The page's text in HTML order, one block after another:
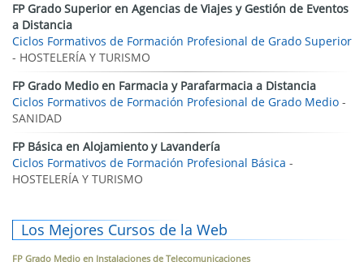
FP Grado Superior en Agencias de Viajes y Gestión de Eventos
a Distancia
Ciclos Formativos de Formación Profesional de Grado Superior
- HOSTELERÍA Y TURISMO
FP Grado Medio en Farmacia y Parafarmacia a Distancia
Ciclos Formativos de Formación Profesional de Grado Medio -
SANIDAD
FP Básica en Alojamiento y Lavandería
Ciclos Formativos de Formación Profesional Básica -
HOSTELERÍA Y TURISMO
Los Mejores Cursos de la Web
FP Grado Medio en Instalaciones de Telecomunicaciones